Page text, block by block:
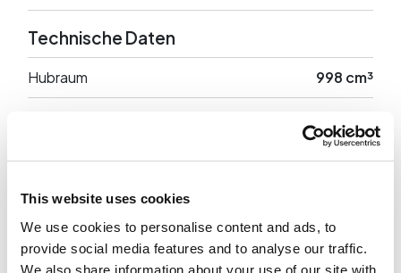
This website uses cookies
We use cookies to personalise content and ads, to
provide social media features and to analyse our traffic.
We also share information about your use of our site with
Technische Daten
Hubraum 998 cm³
Antrieb Anteriore
Leergewicht